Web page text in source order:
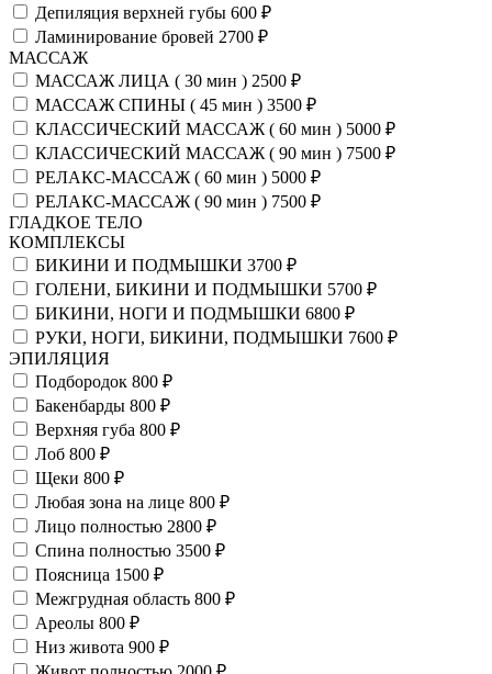
Депиляция верхней губы 600 ₽
Ламинирование бровей 2700 ₽
МАССАЖ
МАССАЖ ЛИЦА ( 30 мин ) 2500 ₽
МАССАЖ СПИНЫ ( 45 мин ) 3500 ₽
КЛАССИЧЕСКИЙ МАССАЖ ( 60 мин ) 5000 ₽
КЛАССИЧЕСКИЙ МАССАЖ ( 90 мин ) 7500 ₽
РЕЛАКС-МАССАЖ ( 60 мин ) 5000 ₽
РЕЛАКС-МАССАЖ ( 90 мин ) 7500 ₽
ГЛАДКОЕ ТЕЛО
КОМПЛЕКСЫ
БИКИНИ И ПОДМЫШКИ 3700 ₽
ГОЛЕНИ, БИКИНИ И ПОДМЫШКИ 5700 ₽
БИКИНИ, НОГИ И ПОДМЫШКИ 6800 ₽
РУКИ, НОГИ, БИКИНИ, ПОДМЫШКИ 7600 ₽
ЭПИЛЯЦИЯ
Подбородок 800 ₽
Бакенбарды 800 ₽
Верхняя губа 800 ₽
Лоб 800 ₽
Щеки 800 ₽
Любая зона на лице 800 ₽
Лицо полностью 2800 ₽
Спина полностью 3500 ₽
Поясница 1500 ₽
Межгрудная область 800 ₽
Ареолы 800 ₽
Низ живота 900 ₽